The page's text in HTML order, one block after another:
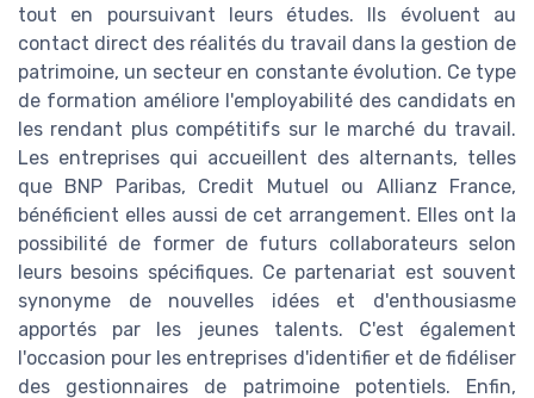
tout en poursuivant leurs études. Ils évoluent au
contact direct des réalités du travail dans la gestion de
patrimoine, un secteur en constante évolution. Ce type
de formation améliore l'employabilité des candidats en
les rendant plus compétitifs sur le marché du travail.
Les entreprises qui accueillent des alternants, telles
que BNP Paribas, Credit Mutuel ou Allianz France,
bénéficient elles aussi de cet arrangement. Elles ont la
possibilité de former de futurs collaborateurs selon
leurs besoins spécifiques. Ce partenariat est souvent
synonyme de nouvelles idées et d'enthousiasme
apportés par les jeunes talents. C'est également
l'occasion pour les entreprises d'identifier et de fidéliser
des gestionnaires de patrimoine potentiels. Enfin,